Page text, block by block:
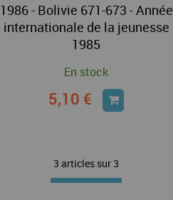
1986 - Bolivie 671-673 - Année
internationale de la jeunesse
1985
En stock
5,10 €
3 articles sur 3